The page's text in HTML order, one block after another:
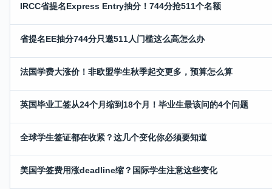
IRCC省提名Express Entry抽分！744分抢511个名额
省提名EE抽分744分只邀511人门槛这么高怎么办
法国学费大涨价！非欧盟学生秋季起交更多，预算怎么算
英国毕业工签从24个月缩到18个月！毕业生最该问的4个问题
全球学生签证都在收紧？这几个变化你必须要知道
美国学签费用涨deadline缩？国际学生注意这些变化